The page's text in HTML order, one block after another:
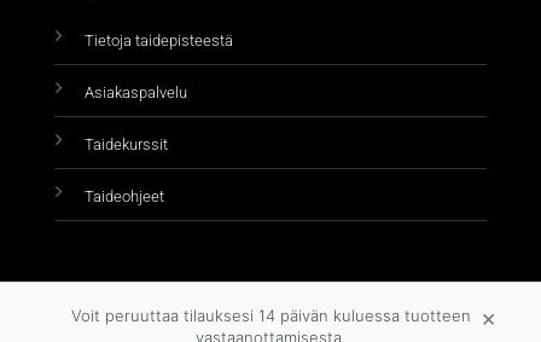
Tietoja taidepisteestä
Asiakaspalvelu
Taidekurssit
Taideohjeet
Voit peruuttaa tilauksesi 14 päivän kuluessa tuotteen
vastaanottamisesta.
×